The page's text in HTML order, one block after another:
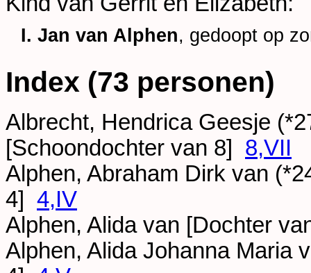
I. Jan van Alphen, gedoopt op
Index (73 personen)
Albrecht, Hendrica Geesje (*
[Schoondochter van 8] 8,VII
Alphen, Abraham Dirk van (*
4] 4,IV
Alphen, Alida van [Dochter
Alphen, Alida Johanna Maria